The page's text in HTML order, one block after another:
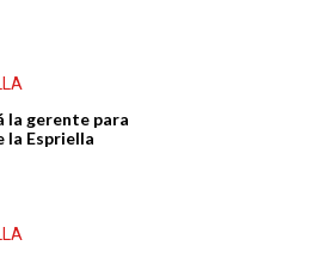
la gerente para
la Espriella